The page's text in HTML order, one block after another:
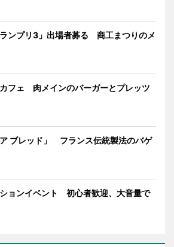
ンプリ3」出場者募る 商工まつりのメ
フェ 肉メインのバーガーとプレッツ
ブレッド」 フランス伝統製法のバゲ
ョンイベント 初心者歓迎、大音量で